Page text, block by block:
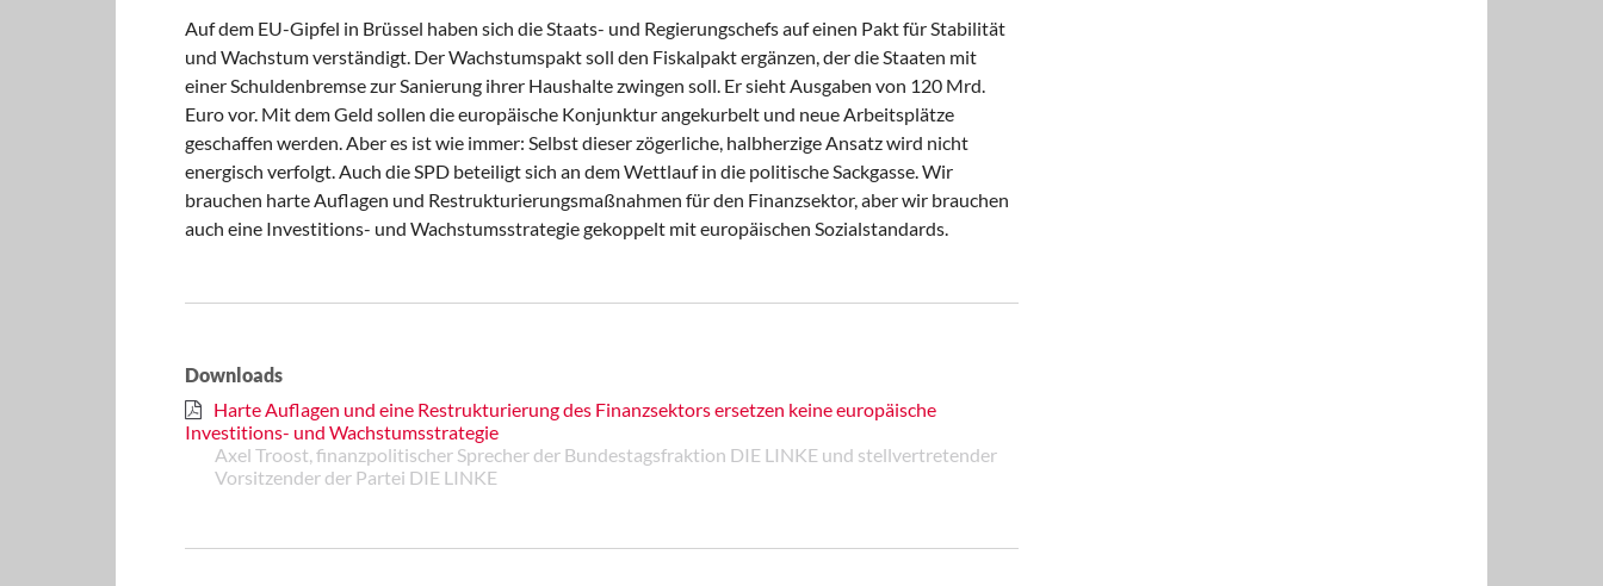
Auf dem EU-Gipfel in Brüssel haben sich die Staats- und Regierungschefs auf einen Pakt für Stabilität
und Wachstum verständigt. Der Wachstumspakt soll den Fiskalpakt ergänzen, der die Staaten mit
einer Schuldenbremse zur Sanierung ihrer Haushalte zwingen soll. Er sieht Ausgaben von 120 Mrd.
Euro vor. Mit dem Geld sollen die euro­päische Konjunktur angekurbelt und neue Arbeitsplätze
geschaffen werden. Aber es ist wie immer: Selbst dieser zögerliche, halbherzige Ansatz wird nicht
energisch verfolgt. Auch die SPD beteiligt sich an dem Wettlauf in die politische Sackgasse. Wir
brauchen harte Auflagen und Restrukturierungsmaßnahmen für den Finanzsektor, aber wir brauchen
auch eine Investitions- und Wachstumsstrategie gekoppelt mit europäischen Sozialstandards.
Downloads
Harte Auflagen und eine Restrukturierung des Finanzsektors ersetzen keine europäische
Investitions- und Wachstumsstrategie
Axel Troost, finanzpolitischer Sprecher der Bundestagsfraktion DIE LINKE und stellvertretender
Vorsitzender der Partei DIE LINKE